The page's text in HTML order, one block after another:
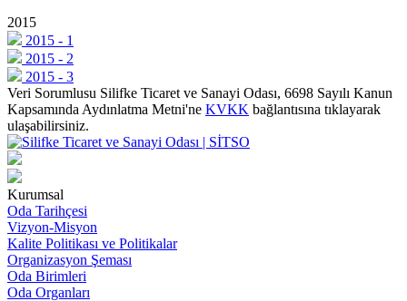
2015
2015 - 1
2015 - 2
2015 - 3
Veri Sorumlusu Silifke Ticaret ve Sanayi Odası, 6698 Sayılı Kanun
Kapsamında Aydınlatma Metni'ne KVKK bağlantısına tıklayarak
ulaşabilirsiniz.
Kurumsal
Oda Tarihçesi
Vizyon-Misyon
Kalite Politikası ve Politikalar
Organizasyon Şeması
Oda Birimleri
Oda Organları